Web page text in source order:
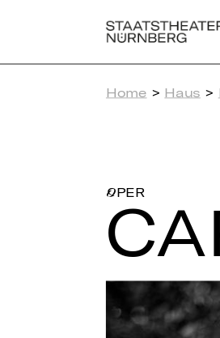
Home > Haus >
OPER